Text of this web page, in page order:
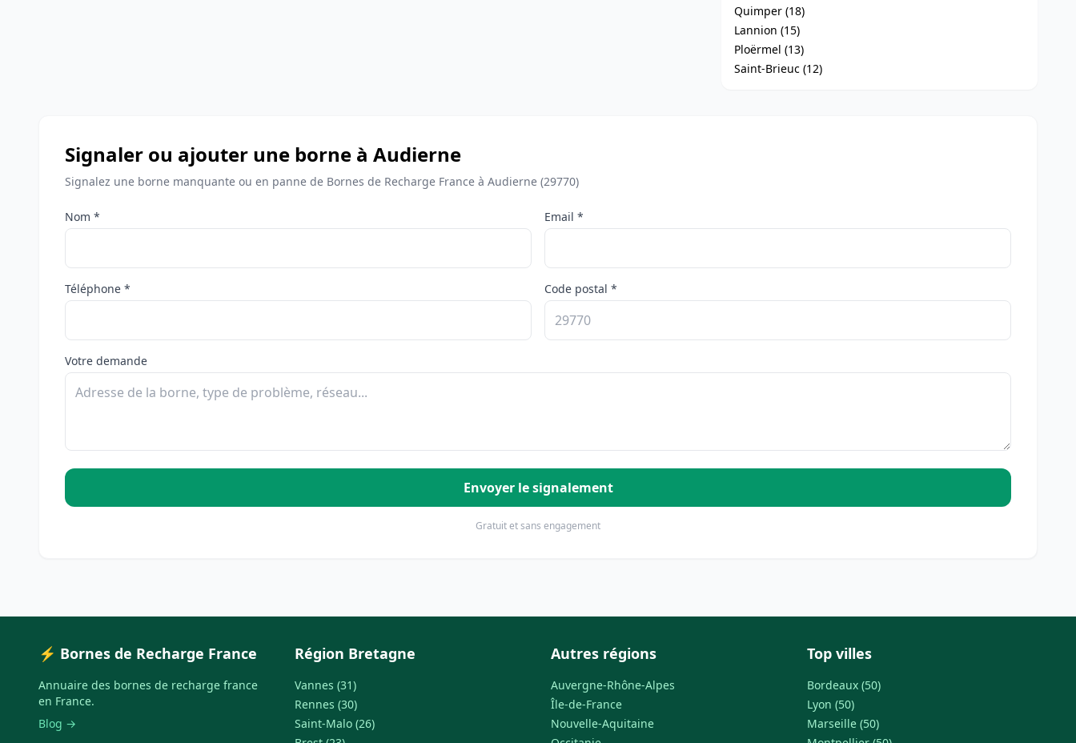
Quimper (18)
Lannion (15)
Ploërmel (13)
Saint-Brieuc (12)
Signaler ou ajouter une borne à Audierne
Signalez une borne manquante ou en panne de Bornes de Recharge France à Audierne (29770)
Nom * Email *
Téléphone * Code postal *
Votre demande
Envoyer le signalement
Gratuit et sans engagement
⚡ Bornes de Recharge France
Annuaire des bornes de recharge france
en France.
Blog →
Région Bretagne
Vannes (31)
Rennes (30)
Saint-Malo (26)
Autres régions
Auvergne-Rhône-Alpes
Île-de-France
Nouvelle-Aquitaine
Top villes
Bordeaux (50)
Lyon (50)
Marseille (50)